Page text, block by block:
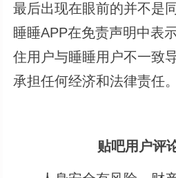
最后出现在眼前的并不是
睡睡APP在免责声明中表
住用户与睡睡用户不一致
承担任何经济和法律责任
贴吧用户评